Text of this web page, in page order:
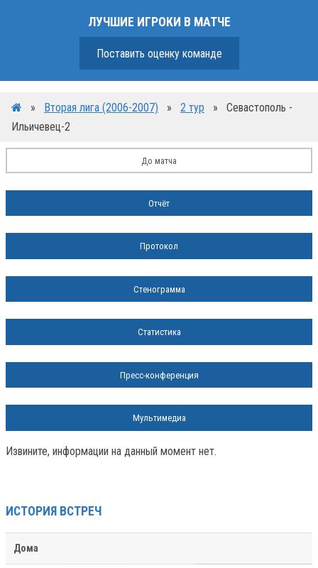
ЛУЧШИЕ ИГРОКИ В МАТЧЕ
Поставить оценку команде
» Вторая лига (2006-2007) » 2 тур »
Севастополь -
Ильичевец-2
До матча
Отчёт
Протокол
Стенограмма
Статистика
Пресс-конференция
Мультимедиа
Извините, информации на данный момент нет.
ИСТОРИЯ ВСТРЕЧ
Дома